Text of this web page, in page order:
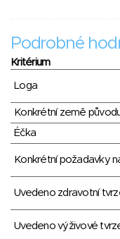
Podrobné
Kritérium
Loga
Konkrétní země
Éčka
Konkrétní požadavky
Uvedeno zdravotní
Uvedeno výživové